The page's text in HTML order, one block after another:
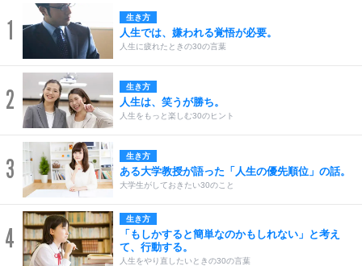
1 生き方
人生では、嫌われる覚悟が必要。
人生に疲れたときの30の言葉
2 生き方
人生は、笑うが勝ち。
人生をもっと楽しむ30のヒント
3 生き方
ある大学教授が語った「人生の優先順位」の話。
大学生がしておきたい30のこと
4
生き方
「もしかすると簡単なのかもしれない」と考え
て、行動する。
人生をやり直したいときの30の言葉